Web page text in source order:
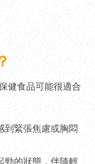
健食品可能很適合
到緊張焦慮或胸悶
勁的狀態，伴隨輕